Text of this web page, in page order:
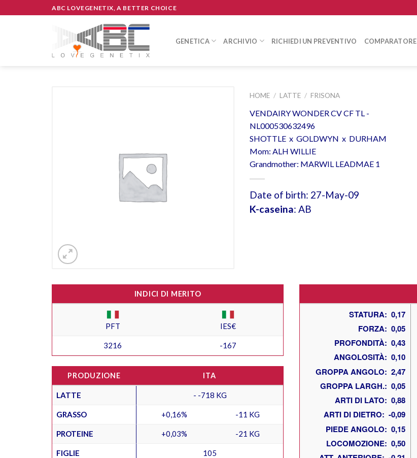
to
ABC LOVEGENETIX, A BETTER CHOICE
GENETICA ARCHIVIO RICHIEDI UN PREVENTIVO COMPARATORE
HOME / LATTE / FRISONA
VENDAIRY WONDER CV CF TL -
NL000530632496
SHOTTLE x GOLDWYN x DURHAM
Mom: ALH WILLIE
Grandmother: MARWIL LEADMAE 1
Date of birth: 27-May-09
K-caseina: AB
INDICI DI MERITO
PFT IES€
3216 -167
PRODUZIONE ITA
LATTE - -718 KG
GRASSO +0,16% -11 KG
PROTEINE +0,03% -21 KG
FIGLIE 105